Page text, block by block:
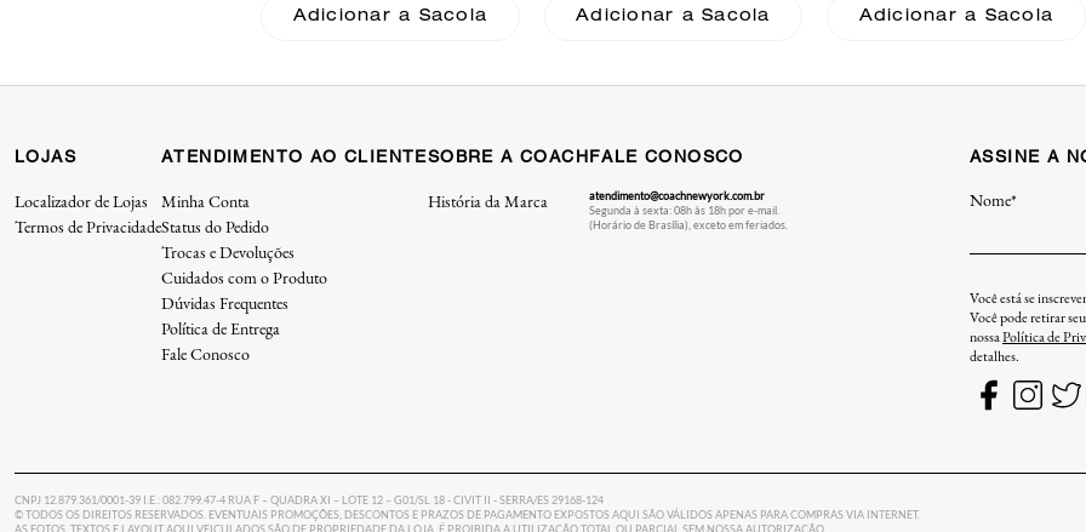
Adicionar a Sacola Adicionar a Sacola Adicionar a Sacola
LOJAS
Localizador de Lojas
Termos de Privacidade
ATENDIMENTO AO CLIENTE
Minha Conta
Status do Pedido
Trocas e Devoluções
Cuidados com o Produto
Dúvidas Frequentes
Política de Entrega
Fale Conosco
SOBRE A COACH
História da Marca
FALE CONOSCO
atendimento@coachnewyork.com.br
Segunda à sexta: 08h às 18h por e-mail.
(Horário de Brasília), exceto em feriados.
ASSINE A
Nome*
Você está se
Você pode retirar
nossaPolítica de
detalhes.
CNPJ 12.879.361/0001-39 I.E.: 082.799.47-4 RUA F – QUADRA XI – LOTE 12 – G01/SL 18 - CIVIT II - SERRA/ES 29168-124
© TODOS OS DIREITOS RESERVADOS. EVENTUAIS PROMOÇÕES, DESCONTOS E PRAZOS DE PAGAMENTO EXPOSTOS AQUI SÃO VÁLIDOS APENAS PARA COMPRAS VIA INTERNET.
AS FOTOS, TEXTOS E LAYOUT AQUI VEICULADOS SÃO DE PROPRIEDADE DA LOJA. É PROIBIDA A UTILIZAÇÃO TOTAL OU PARCIAL SEM NOSSA AUTORIZAÇÃO.